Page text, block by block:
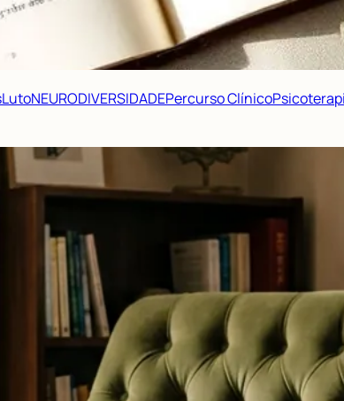
LutoNEURODIVERSIDADEPercurso Clínico